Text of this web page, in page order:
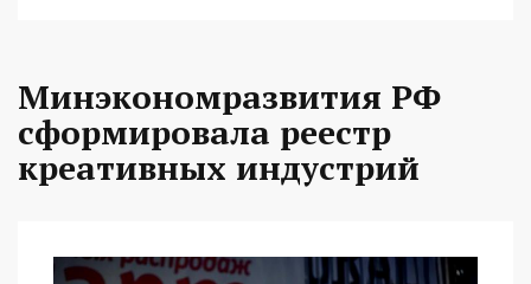
Минэкономразвития РФ
сформировала реестр
креативных индустрий